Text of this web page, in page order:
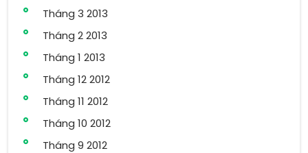
Tháng 3 2013
Tháng 2 2013
Tháng 1 2013
Tháng 12 2012
Tháng 11 2012
Tháng 10 2012
Tháng 9 2012